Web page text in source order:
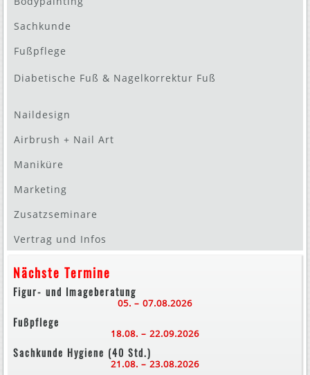
Sachkunde
Fußpflege
Diabetische Fuß & Nagelkorrektur Fuß
Naildesign
Airbrush + Nail Art
Maniküre
Marketing
Zusatzseminare
Vertrag und Infos
Nächste Termine
Figur- und Imageberatung
05. – 07.08.2026
Fußpflege
18.08. – 22.09.2026
Sachkunde Hygiene (40 Std.)
21.08. – 23.08.2026